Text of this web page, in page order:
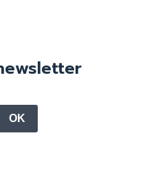
OK